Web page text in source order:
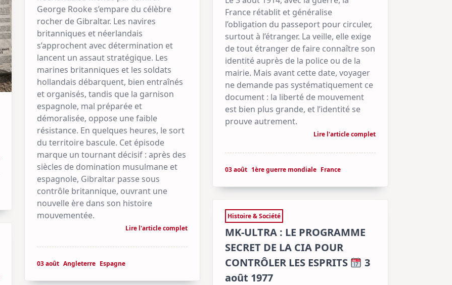
George Rooke s’empare du célèbre
rocher de Gibraltar. Les navires
britanniques et néerlandais
s’approchent avec détermination et
lancent un assaut stratégique. Les
marines britanniques et les soldats
hollandais débarquent, bien entraînés
et organisés, tandis que la garnison
espagnole, mal préparée et
démoralisée, oppose une faible
résistance. En quelques heures, le sort
du territoire bascule. Cet épisode
marque un tournant décisif : après des
siècles de domination musulmane et
espagnole, Gibraltar passe sous
contrôle britannique, ouvrant une
nouvelle ère dans son histoire
mouvementée.
Lire l'article complet
03 août Angleterre Espagne
France rétablit et généralise
l’obligation du passeport pour circuler,
surtout à l’étranger. La veille, elle exige
de tout étranger de faire connaître son
identité auprès de la police ou de la
mairie. Mais avant cette date, voyager
ne demande pas systématiquement ce
document : la liberté de mouvement
est bien plus grande, et l’identité se
prouve autrement.
Lire l'article complet
03 août 1ère guerre mondiale France
Histoire & Société
MK-ULTRA : LE PROGRAMME
SECRET DE LA CIA POUR
CONTRÔLER LES ESPRITS
3
août 1977